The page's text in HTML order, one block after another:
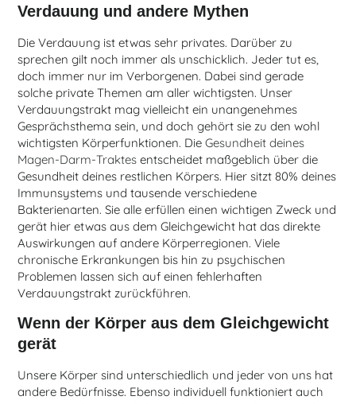
Verdauung und andere Mythen
Die Verdauung ist etwas sehr privates. Darüber zu
sprechen gilt noch immer als unschicklich. Jeder tut es,
doch immer nur im Verborgenen. Dabei sind gerade
solche private Themen am aller wichtigsten. Unser
Verdauungstrakt mag vielleicht ein unangenehmes
Gesprächsthema sein, und doch gehört sie zu den wohl
wichtigsten Körperfunktionen. DieGesundheit deines
Magen-Darm-Traktes entscheidet maßgeblich über die
Gesundheit deines restlichen Körpers. Hier sitzt 80% deines
Immunsystems und tausende verschiedene
Bakterienarten. Sie alle erfüllen einen wichtigen Zweck und
gerät hier etwas aus dem Gleichgewicht hat das direkte
Auswirkungen auf andere Körperregionen. Viele
chronische Erkrankungen bis hin zu psychischen
Problemen lassen sich auf einen fehlerhaften
Verdauungstrakt zurückführen.
Wenn der Körper aus dem Gleichgewicht
gerät
Unsere Körper sind unterschiedlich und jeder von uns hat
andere Bedürfnisse. Ebenso individuell funktioniert auch